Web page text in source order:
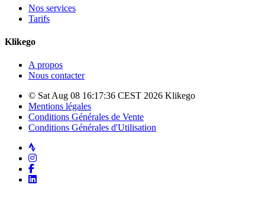
Nos services
Tarifs
Klikego
A propos
Nous contacter
© Sat Aug 08 16:17:36 CEST 2026 Klikego
Mentions légales
Conditions Générales de Vente
Conditions Générales d'Utilisation
Strava
Instagram
Facebook
LinkedIn